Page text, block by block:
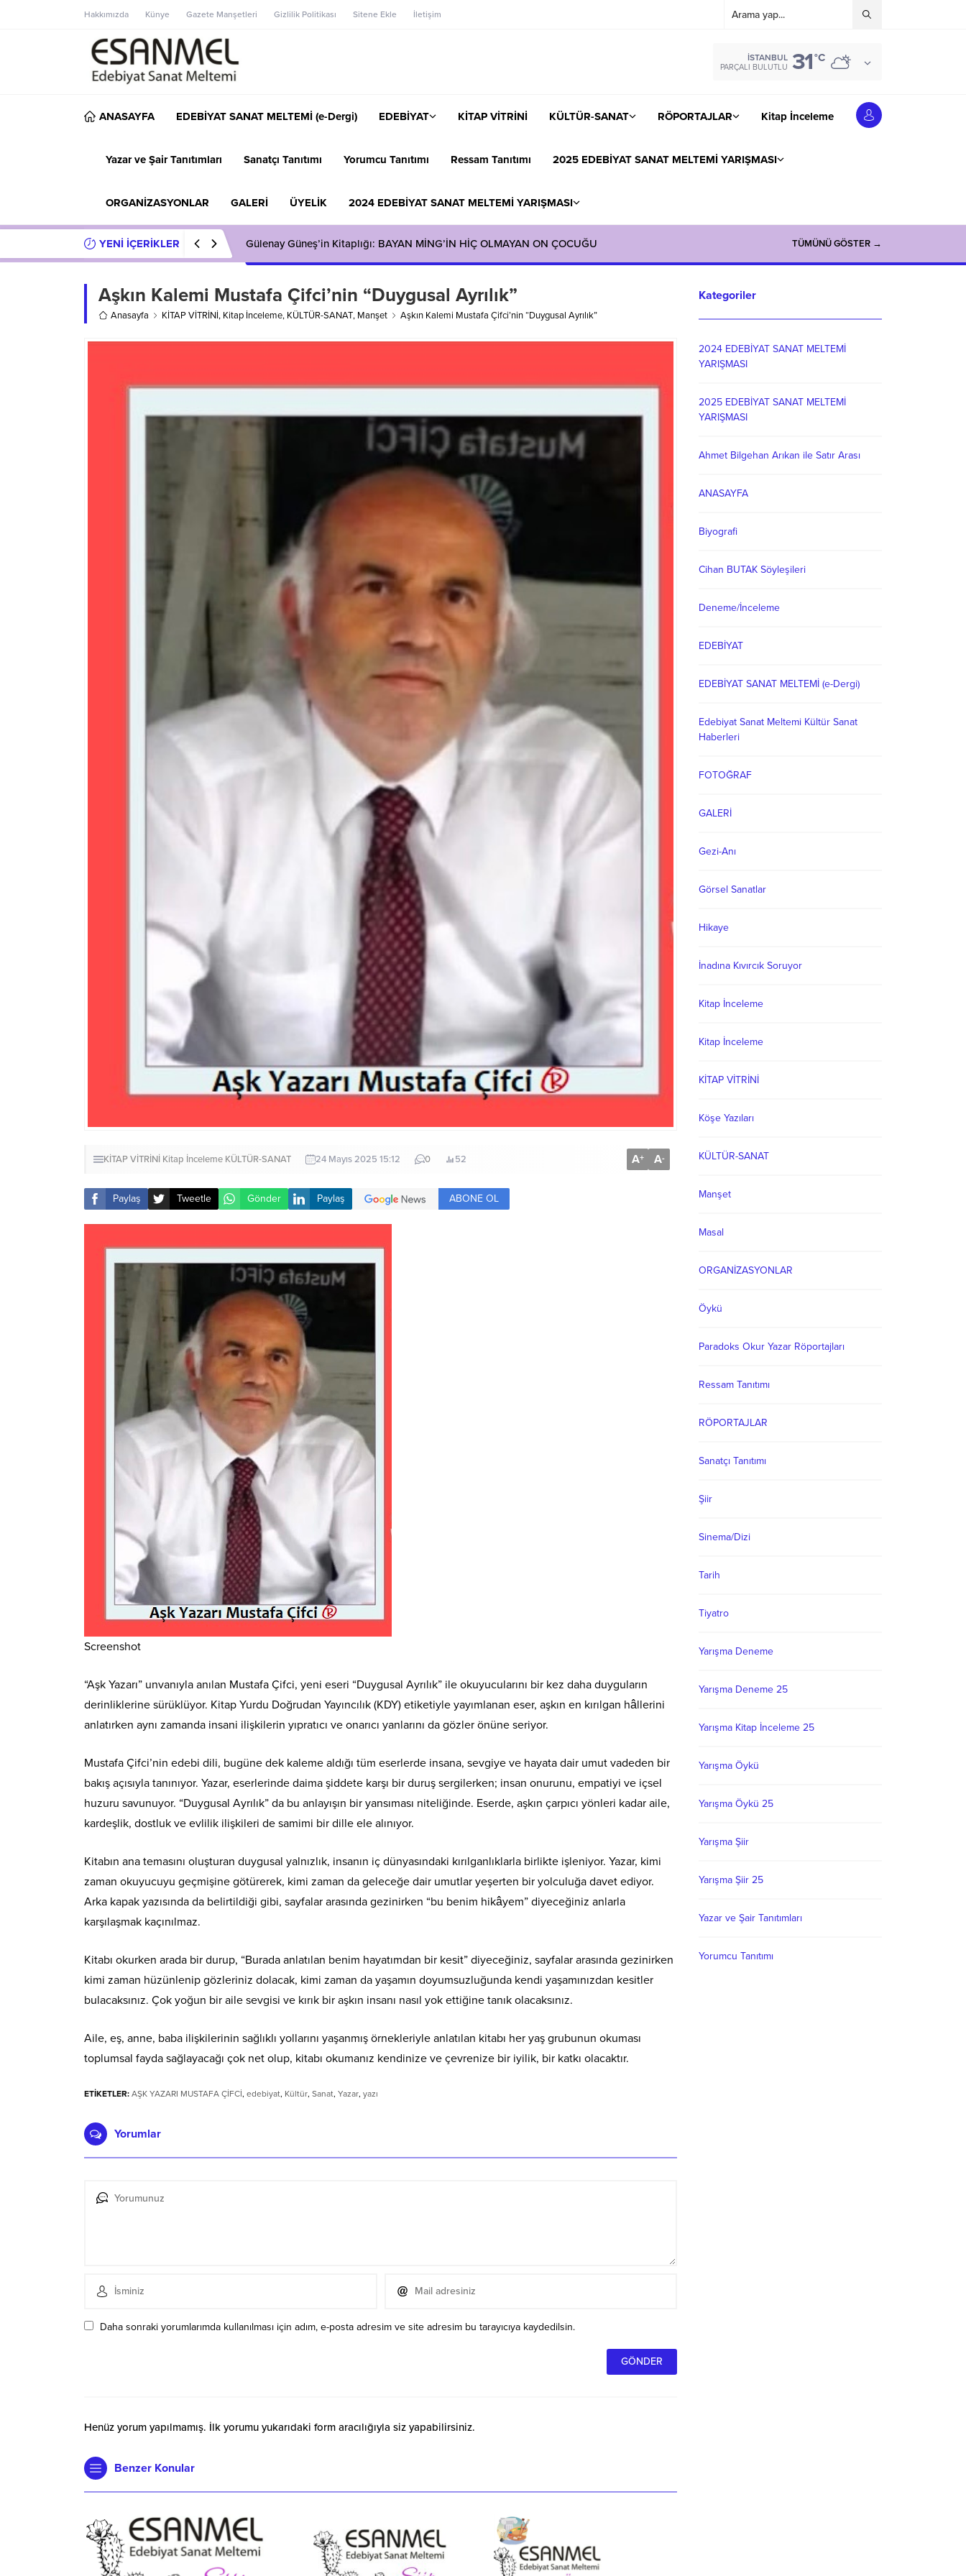
Hakkımızda Künye Gazete Manşetleri Gizlilik Politikası Sitene Ekle İletişim
İSTANBUL
PARÇALI BULUTLU 31°C
ANASAYFA EDEBİYAT SANAT MELTEMİ (e-Dergi) EDEBİYAT KİTAP VİTRİNİ KÜLTÜR-SANAT RÖPORTAJLAR Kitap İnceleme
Yazar ve Şair Tanıtımları Sanatçı Tanıtımı Yorumcu Tanıtımı Ressam Tanıtımı 2025 EDEBİYAT SANAT MELTEMİ YARIŞMASI
ORGANİZASYONLAR GALERİ ÜYELİK 2024 EDEBİYAT SANAT MELTEMİ YARIŞMASI
YENİ İÇERİKLER Gülenay Güneş’in Kitaplığı: BAYAN MİNG’İN HİÇ OLMAYAN ON ÇOCUĞU TÜMÜNÜ GÖSTER →
Aşkın Kalemi Mustafa Çifci’nin “Duygusal Ayrılık”
Anasayfa KİTAP VİTRİNİ, Kitap İnceleme, KÜLTÜR-SANAT, Manşet Aşkın Kalemi Mustafa Çifci’nin “Duygusal Ayrılık”
KİTAP VİTRİNİ Kitap İnceleme KÜLTÜR-SANAT 24 Mayıs 2025 15:12 0 52 A+ A-
Paylaş Tweetle Gönder Paylaş ABONE OL
Screenshot
“Aşk Yazarı” unvanıyla anılan Mustafa Çifci, yeni eseri “Duygusal Ayrılık” ile okuyucularını bir kez daha duyguların
derinliklerine sürüklüyor. Kitap Yurdu Doğrudan Yayıncılık (KDY) etiketiyle yayımlanan eser, aşkın en kırılgan hâllerini
anlatırken aynı zamanda insani ilişkilerin yıpratıcı ve onarıcı yanlarını da gözler önüne seriyor.
Mustafa Çifci’nin edebi dili, bugüne dek kaleme aldığı tüm eserlerde insana, sevgiye ve hayata dair umut vadeden bir
bakış açısıyla tanınıyor. Yazar, eserlerinde daima şiddete karşı bir duruş sergilerken; insan onurunu, empatiyi ve içsel
huzuru savunuyor. “Duygusal Ayrılık” da bu anlayışın bir yansıması niteliğinde. Eserde, aşkın çarpıcı yönleri kadar aile,
kardeşlik, dostluk ve evlilik ilişkileri de samimi bir dille ele alınıyor.
Kitabın ana temasını oluşturan duygusal yalnızlık, insanın iç dünyasındaki kırılganlıklarla birlikte işleniyor. Yazar, kimi
zaman okuyucuyu geçmişine götürerek, kimi zaman da geleceğe dair umutlar yeşerten bir yolculuğa davet ediyor.
Arka kapak yazısında da belirtildiği gibi, sayfalar arasında gezinirken “bu benim hikâyem” diyeceğiniz anlarla
karşılaşmak kaçınılmaz.
Kitabı okurken arada bir durup, “Burada anlatılan benim hayatımdan bir kesit” diyeceğiniz, sayfalar arasında gezinirken
kimi zaman hüzünlenip gözleriniz dolacak, kimi zaman da yaşamın doyumsuzluğunda kendi yaşamınızdan kesitler
bulacaksınız. Çok yoğun bir aile sevgisi ve kırık bir aşkın insanı nasıl yok ettiğine tanık olacaksınız.
Aile, eş, anne, baba ilişkilerinin sağlıklı yollarını yaşanmış örnekleriyle anlatılan kitabı her yaş grubunun okuması
toplumsal fayda sağlayacağı çok net olup, kitabı okumanız kendinize ve çevrenize bir iyilik, bir katkı olacaktır.
ETİKETLER: AŞK YAZARI MUSTAFA ÇİFCİ, edebiyat, Kültür, Sanat, Yazar, yazı
Yorumlar
Daha sonraki yorumlarımda kullanılması için adım, e-posta adresim ve site adresim bu tarayıcıya kaydedilsin.
Henüz yorum yapılmamış. İlk yorumu yukarıdaki form aracılığıyla siz yapabilirsiniz.
Benzer Konular
Kategoriler
2024 EDEBİYAT SANAT MELTEMİ
YARIŞMASI
2025 EDEBİYAT SANAT MELTEMİ
YARIŞMASI
Ahmet Bilgehan Arıkan ile Satır Arası
ANASAYFA
Biyografi
Cihan BUTAK Söyleşileri
Deneme/İnceleme
EDEBİYAT
EDEBİYAT SANAT MELTEMİ (e-Dergi)
Edebiyat Sanat Meltemi Kültür Sanat
Haberleri
FOTOĞRAF
GALERİ
Gezi-Anı
Görsel Sanatlar
Hikaye
İnadına Kıvırcık Soruyor
Kitap İnceleme
Kitap İnceleme
KİTAP VİTRİNİ
Köşe Yazıları
KÜLTÜR-SANAT
Manşet
Masal
ORGANİZASYONLAR
Öykü
Paradoks Okur Yazar Röportajları
Ressam Tanıtımı
RÖPORTAJLAR
Sanatçı Tanıtımı
Şiir
Sinema/Dizi
Tarih
Tiyatro
Yarışma Deneme
Yarışma Deneme 25
Yarışma Kitap İnceleme 25
Yarışma Öykü
Yarışma Öykü 25
Yarışma Şiir
Yarışma Şiir 25
Yazar ve Şair Tanıtımları
Yorumcu Tanıtımı